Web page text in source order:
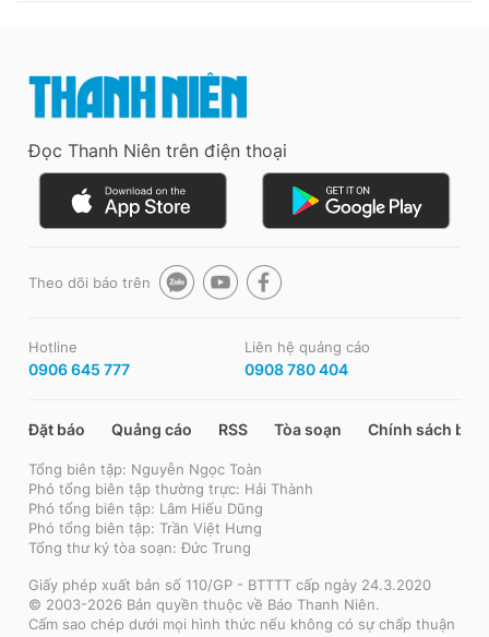
Đọc Thanh Niên trên điện thoại
Theo dõi báo trên
Hotline
0906 645 777
Liên hệ quảng cáo
0908 780 404
Đặt báo Quảng cáo RSS Tòa soạn Chính sách bảo
Tổng biên tập: Nguyễn Ngọc Toàn
Phó tổng biên tập thường trực: Hải Thành
Phó tổng biên tập: Lâm Hiếu Dũng
Phó tổng biên tập: Trần Việt Hưng
Tổng thư ký tòa soạn: Đức Trung
Giấy phép xuất bản số 110/GP - BTTTT cấp ngày 24.3.2020
© 2003-2026 Bản quyền thuộc về Báo Thanh Niên.
Cấm sao chép dưới mọi hình thức nếu không có sự chấp thuận